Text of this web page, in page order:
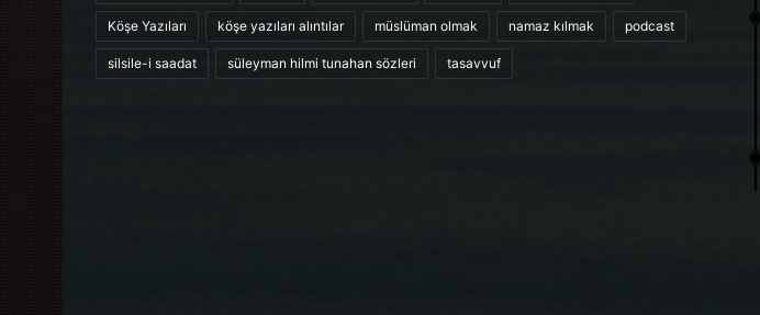
Köşe Yazıları köşe yazıları alıntılar müslüman olmak namaz kılmak podcast
silsile-i saadat süleyman hilmi tunahan sözleri tasavvuf